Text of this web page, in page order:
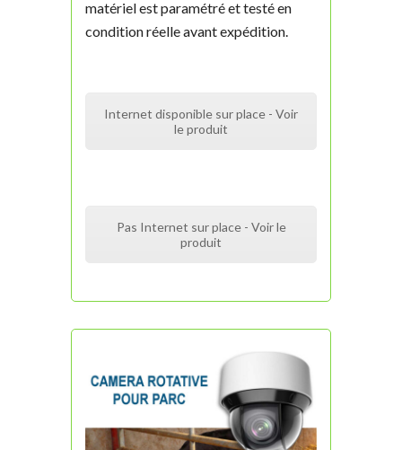
matériel est paramétré et testé en
condition réelle avant expédition.
Internet disponible sur place - Voir
le produit
Pas Internet sur place - Voir le
produit